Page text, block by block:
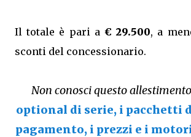
Il totale è pari a € 29.500, a
sconti del concessionario.
Non conosci questo
optional di serie, i pacchetti
pagamento, i prezzi e i